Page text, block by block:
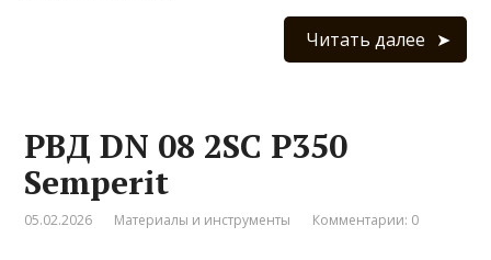
Читать далее
РВД DN 08 2SC P350
Semperit
05.02.2026 Материалы и инструменты Комментарии: 0